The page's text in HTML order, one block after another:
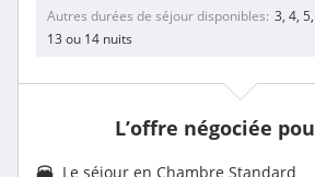
Autres durées de séjour disponibles 3, 4,
13 ou 14 nuits
L’offre négociée
Le séjour en Chambre Standard